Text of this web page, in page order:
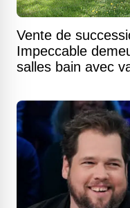
Vente de
Impeccable
salles bain avec